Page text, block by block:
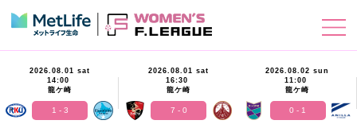
2026.08.01 sat
14:00
龍ケ崎
1 - 3
2026.08.01 sat
16:30
龍ケ崎
7 - 0
2026.08.02 sun
11:00
龍ケ崎
0 - 1